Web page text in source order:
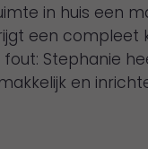
in huis een
een
fout: Stephanie
en